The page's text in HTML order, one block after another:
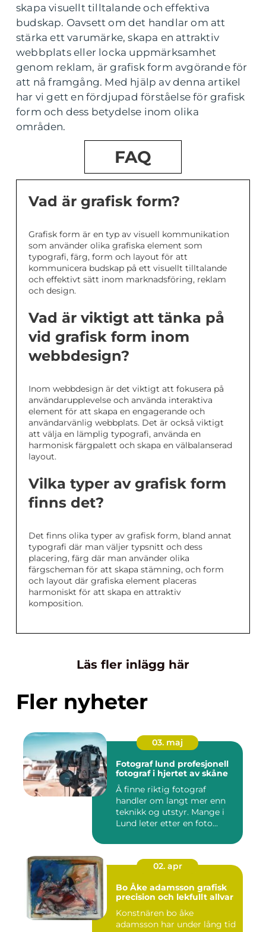
skapa visuellt tilltalande och effektiva
budskap. Oavsett om det handlar om att
stärka ett varumärke, skapa en attraktiv
webbplats eller locka uppmärksamhet
genom reklam, är grafisk form avgörande för
att nå framgång. Med hjälp av denna artikel
har vi gett en fördjupad förståelse för grafisk
form och dess betydelse inom olika
områden.
FAQ
Vad är grafisk form?
Grafisk form är en typ av visuell kommunikation
som använder olika grafiska element som
typografi, färg, form och layout för att
kommunicera budskap på ett visuellt tilltalande
och effektivt sätt inom marknadsföring, reklam
och design.
Vad är viktigt att tänka på
vid grafisk form inom
webbdesign?
Inom webbdesign är det viktigt att fokusera på
användarupplevelse och använda interaktiva
element för att skapa en engagerande och
användarvänlig webbplats. Det är också viktigt
att välja en lämplig typografi, använda en
harmonisk färgpalett och skapa en välbalanserad
layout.
Vilka typer av grafisk form
finns det?
Det finns olika typer av grafisk form, bland annat
typografi där man väljer typsnitt och dess
placering, färg där man använder olika
färgscheman för att skapa stämning, och form
och layout där grafiska element placeras
harmoniskt för att skapa en attraktiv
komposition.
Läs fler inlägg här
Fler nyheter
03. maj
Fotograf lund profesjonell
fotograf i hjertet av skåne
Å finne riktig fotograf
handler om langt mer enn
teknikk og utstyr. Mange i
Lund leter etter en foto...
02. apr
Bo Åke adamsson grafisk
precision och lekfullt allvar
Konstnären bo åke
adamsson har under lång tid